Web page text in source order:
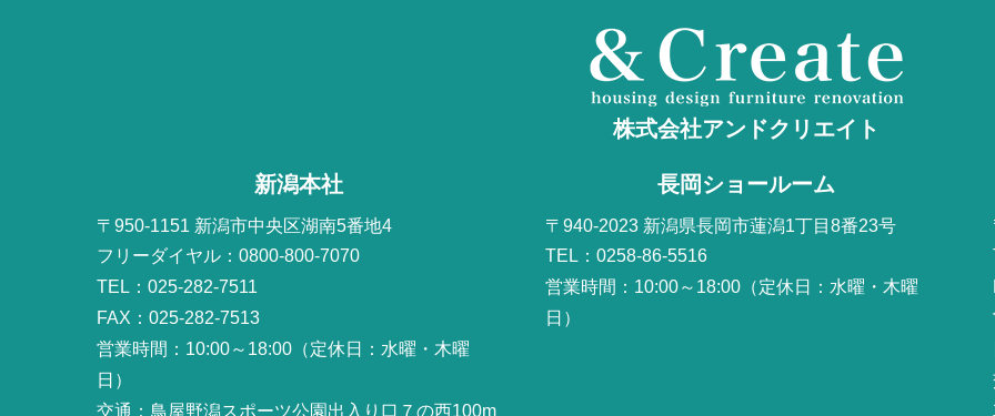
株式会社アンドクリエイト
新潟本社
〒950-1151 新潟市中央区湖南5番地4
フリーダイヤル：0800-800-7070
TEL：025-282-7511
FAX：025-282-7513
営業時間：10:00～18:00（定休日：水曜・木曜
日）
交通：鳥屋野潟スポーツ公園出入り口７の西100m
長岡ショールーム
〒940-2023 新潟県長岡市蓮潟1丁目8番23号
TEL：0258-86-5516
営業時間：10:00～18:00（定休日：水曜・木曜
日）